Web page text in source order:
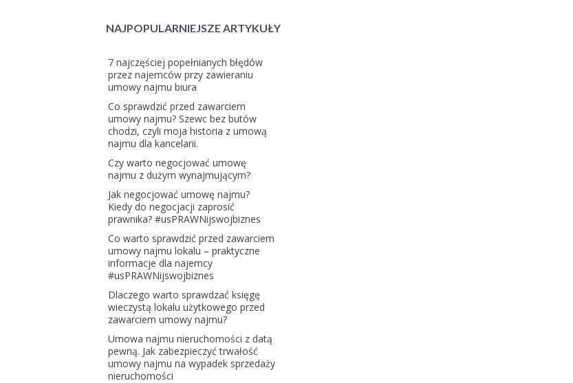
NAJPOPULARNIEJSZE ARTYKUŁY
7 najczęściej popełnianych błędów
przez najemców przy zawieraniu
umowy najmu biura
Co sprawdzić przed zawarciem
umowy najmu? Szewc bez butów
chodzi, czyli moja historia z umową
najmu dla kancelarii.
Czy warto negocjować umowę
najmu z dużym wynajmującym?
Jak negocjować umowę najmu?
Kiedy do negocjacji zaprosić
prawnika? #usPRAWNijswojbiznes
Co warto sprawdzić przed zawarciem
umowy najmu lokalu – praktyczne
informacje dla najemcy
#usPRAWNijswojbiznes
Dlaczego warto sprawdzać księgę
wieczystą lokalu użytkowego przed
zawarciem umowy najmu?
Umowa najmu nieruchomości z datą
pewną. Jak zabezpieczyć trwałość
umowy najmu na wypadek sprzedaży
nieruchomości